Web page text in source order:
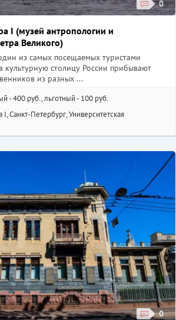
0
I (музей антропологии и
Великого)
из самых посещаемых туристами
культурную столицу России прибывают
из разных ...
- 400 руб., льготный - 100 руб.
Санкт-Петербург, Университетская
0